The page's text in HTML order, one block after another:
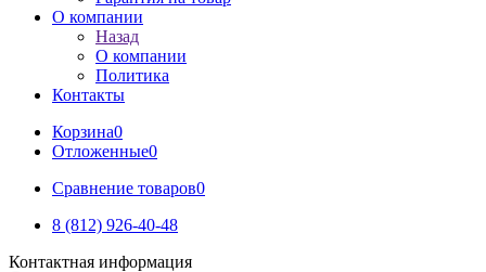
О компании
Назад
О компании
Политика
Контакты
Корзина0
Отложенные0
Сравнение товаров0
8 (812) 926-40-48
Контактная информация